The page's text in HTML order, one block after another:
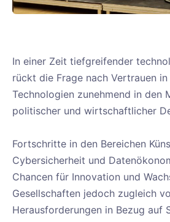
In einer Zeit tiefgreifender
rückt die Frage nach Vertrauen
Technologien zunehmend in den
politischer und wirtschaftlicher
Fortschritte in den Bereichen
Cybersicherheit und
Chancen für Innovation und
Gesellschaften jedoch zugleich
Herausforderungen in Bezug auf